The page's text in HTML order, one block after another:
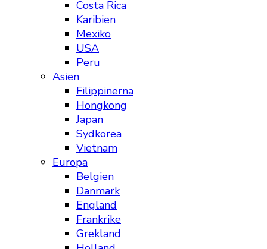
Costa Rica
Karibien
Mexiko
USA
Peru
Asien
Filippinerna
Hongkong
Japan
Sydkorea
Vietnam
Europa
Belgien
Danmark
England
Frankrike
Grekland